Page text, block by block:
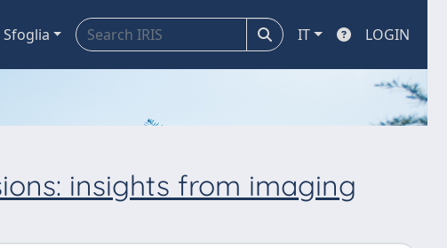
Sfoglia IT LOGIN
insights from imaging